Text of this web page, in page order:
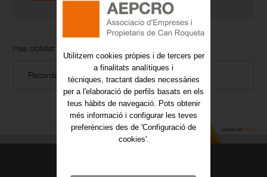
Has oblidat la contrasenya?
Recordar contrassenya
Utilitzem cookies pròpies i de tercers per
a finalitats analítiques i
tècniques, tractant dades necessàries
per a l'elaboració de perfils basats en els
teus hàbits de navegació. Pots obtenir
més informació i configurar les teves
preferències des de 'Configuració de
cookies'.